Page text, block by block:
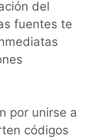
del
fuentes te
por unirse a
códigos